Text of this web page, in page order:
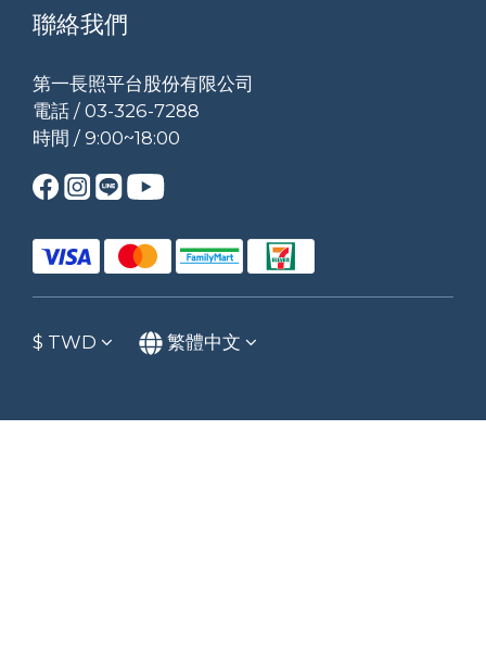
聯絡我們
第一長照平台股份有限公司
電話 / 03-326-7288
時間 / 9:00~18:00
$ TWD 繁體中文